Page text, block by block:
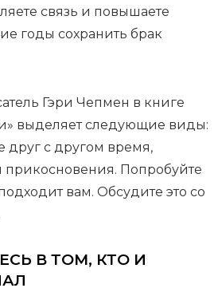
связь и повышаете
годы сохранить брак
Гэри Чепмен в книге
выделяет следующие виды:
друг с другом время,
Попробуйте
вам. Обсудите это со
В ТОМ, КТО И